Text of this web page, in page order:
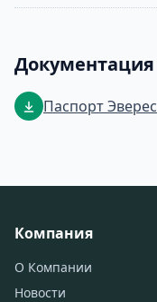
Документация
Паспорт
Компания
О Компании
Новости